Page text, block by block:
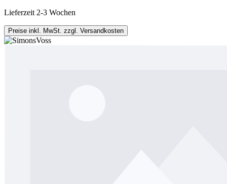
Lieferzeit 2-3 Wochen
Preise inkl. MwSt. zzgl. Versandkosten